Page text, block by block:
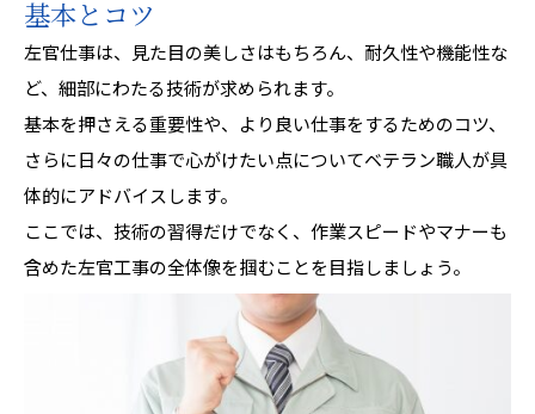
基本とコツ
左官仕事は、見た目の美しさはもちろん、耐久性や機能性な
ど、細部にわたる技術が求められます。
基本を押さえる重要性や、より良い仕事をするためのコツ、
さらに日々の仕事で心がけたい点についてベテラン職人が具
体的にアドバイスします。
ここでは、技術の習得だけでなく、作業スピードやマナーも
含めた左官工事の全体像を掴むことを目指しましょう。